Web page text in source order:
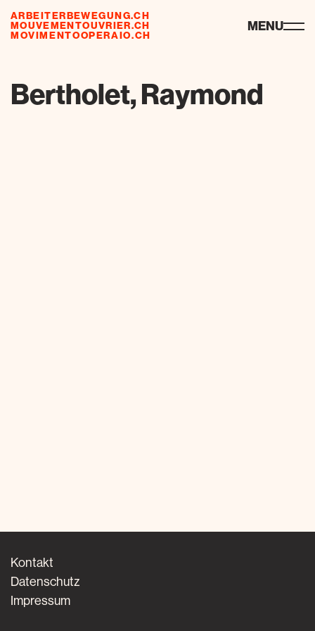
ARBEITERBEWEGUNG.CH
MOUVEMENTOUVRIER.CH
MOVIMENTOOPERAIO.CH
ressourcen MENU
Bertholet, Raymond
Kontakt
Datenschutz
Impressum